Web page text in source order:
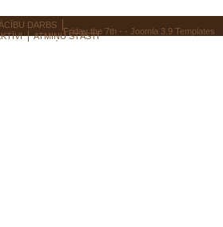
Friday the 7th - - Joomla 3.9 Templates
DARBS
ATMIŅU STĀSTI